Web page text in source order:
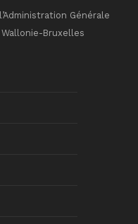
Générale
Bruxelles